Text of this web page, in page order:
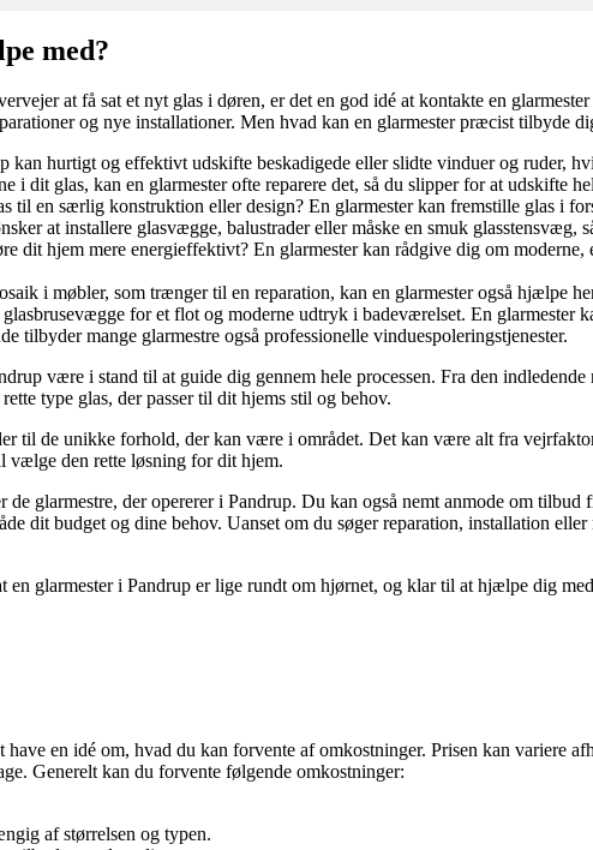
med?
at få sat et nyt glas i døren, er det en god idé at kontakte en
og nye installationer. Men hvad kan en glarmester præcist tilbyde
kan hurtigt og effektivt udskifte beskadigede eller slidte vinduer og ruder,
i dit glas, kan en glarmester ofte reparere det, så du slipper for at udskifte
til en særlig konstruktion eller design? En glarmester kan fremstille glas i
at installere glasvægge, balustrader eller måske en smuk glasstensvæg,
dit hjem mere energieffektivt? En glarmester kan rådgive dig om moderne,
i møbler, som trænger til en reparation, kan en glarmester også hjælpe
for et flot og moderne udtryk i badeværelset. En glarmester
tilbyder mange glarmestre også professionelle vinduespoleringstjenester.
være i stand til at guide dig gennem hele processen. Fra den
type glas, der passer til dit hjems stil og behov.
til de unikke forhold, der kan være i området. Det kan være alt fra
vælge den rette løsning for dit hjem.
glarmestre, der opererer i Pandrup. Du kan også nemt anmode om
dit budget og dine behov. Uanset om du søger reparation, installation
en glarmester i Pandrup er lige rundt om hjørnet, og klar til at hjælpe dig
en idé om, hvad du kan forvente af omkostninger. Prisen kan variere
Generelt kan du forvente følgende omkostninger:
af størrelsen og typen.